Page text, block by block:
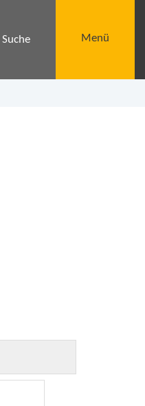
Suche Menü